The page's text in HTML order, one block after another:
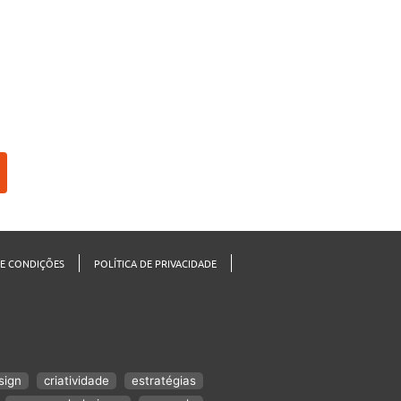
CONDIÇÕES POLÍTICA DE PRIVACIDADE
criatividade
estratégias